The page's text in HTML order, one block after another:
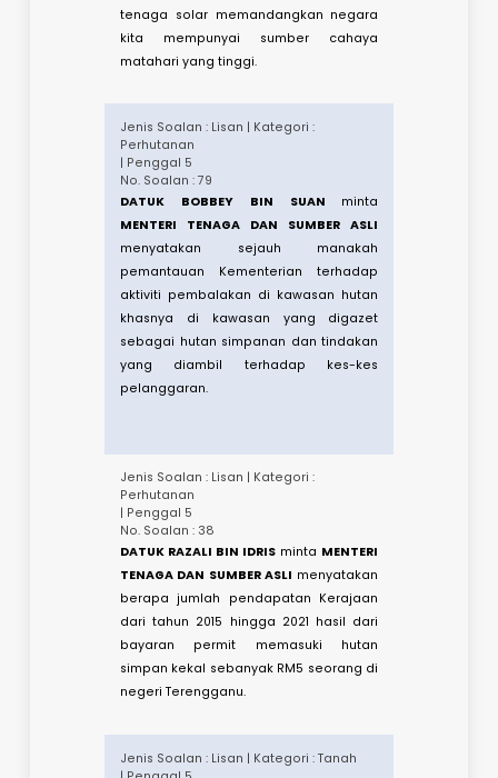
tersebut.​
| Penggal 5
No. Soalan : 2
TAN SRI DATO' SERI MOHD RADZI BIN
TAN SRI SHEIKH AHMAD
TENAGA DAN SUMBER ASLI menyatakan
adakah negara kita mempunyai pelan
komprehensif tentang penggunaan
tenaga solar memandangkan negara
kita mempunyai sumber cahaya
matahari yang tinggi. ​
DATUK BOBBEY BIN SUAN
MENTERI TENAGA DAN SUMBER ASLI
menyatakan sejauh manakah
pemantauan Kementerian terhadap
aktiviti pembalakan di kawasan hutan
khasnya di kawasan yang digazet
sebagai hutan simpanan dan tindakan
yang diambil terhadap kes-kes
pelanggaran.​